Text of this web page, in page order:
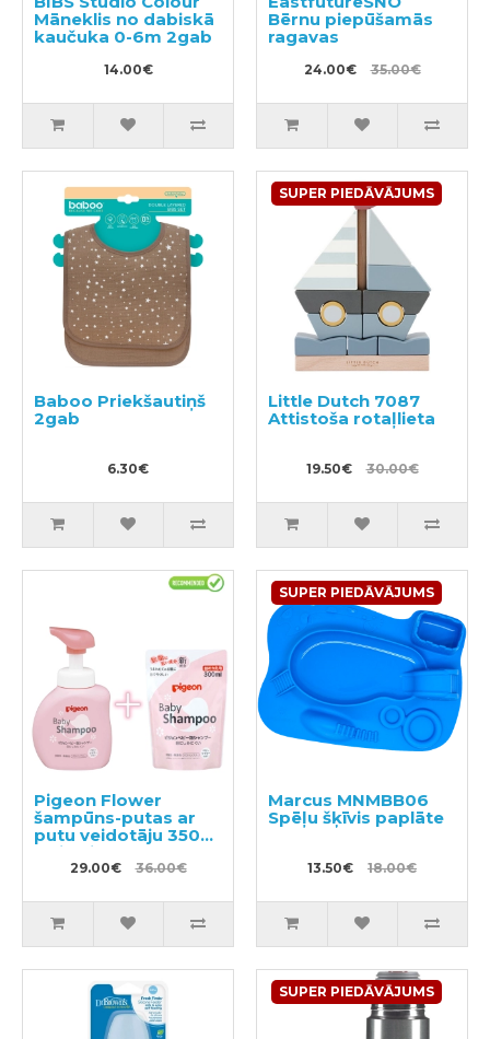
Māneklis no dabiskā
kaučuka 0-6m 2gab
14.00€
Bērnu piepūšamās
ragavas
24.00€ 35.00€
Baboo Priekšautiņš
2gab
6.30€
SUPER PIEDĀVĀJUMS
Little Dutch 7087
Attistoša rotaļlieta
19.50€ 30.00€
Pigeon Flower
šampūns-putas ar
putu veidotāju 350ml
+ pildviela 300ml
29.00€ 36.00€
SUPER PIEDĀVĀJUMS
Marcus MNMBB06
Spēļu šķīvis paplāte
13.50€ 18.00€
SUPER PIEDĀVĀJUMS